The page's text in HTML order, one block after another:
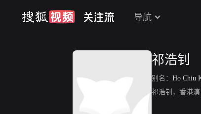
导航
祁浩钊
别名： Ho Chiu
祁浩钊，香港